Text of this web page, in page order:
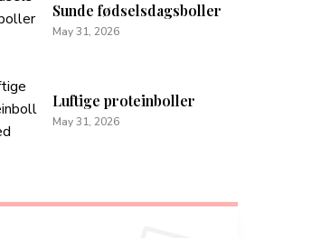
Sunde fødselsdagsboller
May 31, 2026
Luftige proteinboller
May 31, 2026